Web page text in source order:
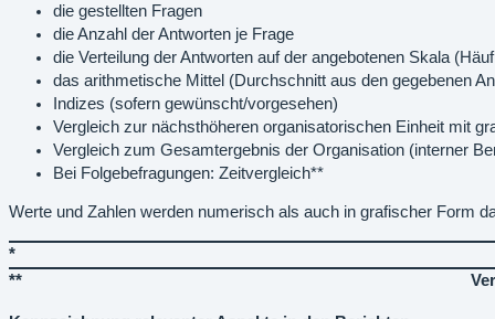
die gestellten Fragen
die Anzahl der Antworten je Frage
die Verteilung der Antworten auf der angebotenen Skala
das arithmetische Mittel (Durchschnitt aus den gegebenen
Indizes (sofern gewünscht/vorgesehen)
Vergleich zur nächsthöheren organisatorischen Einheit mit
Vergleich zum Gesamtergebnis der Organisation (interner
Bei Folgebefragungen: Zeitvergleich**
Werte und Zahlen werden numerisch als auch in grafischer Form
*
**